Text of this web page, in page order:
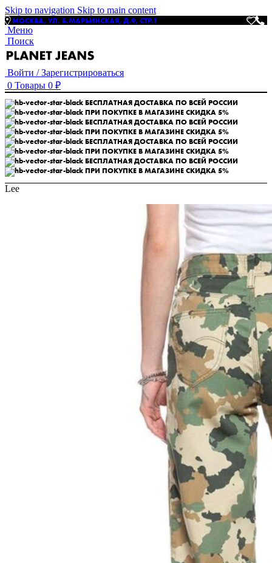
Skip to navigation Skip to main content
МОСКВА, УЛ. Б.МАРЬИНСКАЯ, Д.9, СТР.1
Меню
Поиск
Войти / Зарегистрироваться
0 Товары 0 ₽
БЕСПЛАТНАЯ ДОСТАВКА ПО ВСЕЙ РОССИИ
ПРИ ПОКУПКЕ В МАГАЗИНЕ СКИДКА 5%
БЕСПЛАТНАЯ ДОСТАВКА ПО ВСЕЙ РОССИИ
ПРИ ПОКУПКЕ В МАГАЗИНЕ СКИДКА 5%
БЕСПЛАТНАЯ ДОСТАВКА ПО ВСЕЙ РОССИИ
ПРИ ПОКУПКЕ В МАГАЗИНЕ СКИДКА 5%
БЕСПЛАТНАЯ ДОСТАВКА ПО ВСЕЙ РОССИИ
ПРИ ПОКУПКЕ В МАГАЗИНЕ СКИДКА 5%
Lee